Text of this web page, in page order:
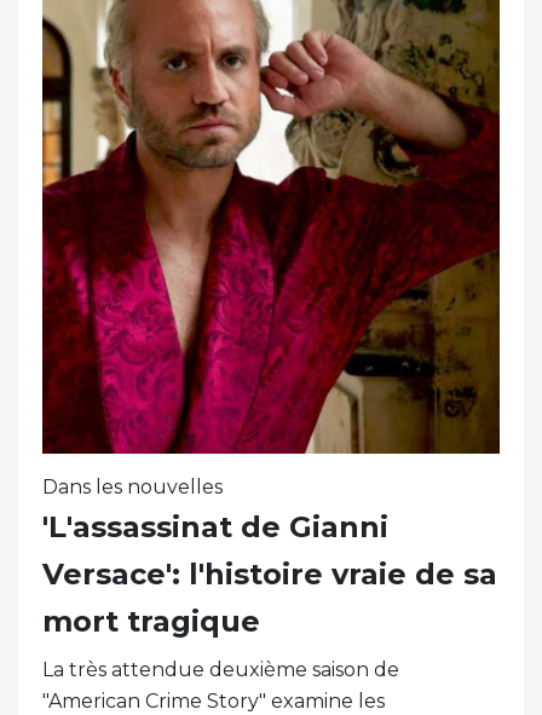
Dans les nouvelles
'L'assassinat de Gianni
Versace': l'histoire vraie de sa
mort tragique
La très attendue deuxième saison de
"American Crime Story" examine les